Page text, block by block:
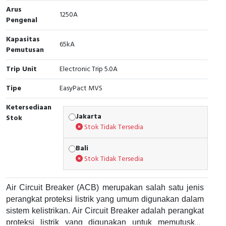
Cable Operated Switch
Signalling Columns
Safety Sensors
Pressure Switch
Ultrasonic & Rotary Encoder
Inductive Sensors
Photoelectric
Cam Switch
Panel Box
Arus
Pengenal
1250A
Kapasitas
Pemutusan
65kA
Trip Unit
Electronic Trip 5.0A
Tipe
EasyPact MVS
Ketersediaan
Stok
Jakarta
Stok Tidak Tersedia
Bali
Stok Tidak Tersedia
Air Circuit Breaker (ACB) merupakan salah satu jenis
perangkat proteksi listrik yang umum digunakan dalam
sistem kelistrikan. Air Circuit Breaker adalah perangkat
proteksi listrik yang digunakan untuk memutuskan